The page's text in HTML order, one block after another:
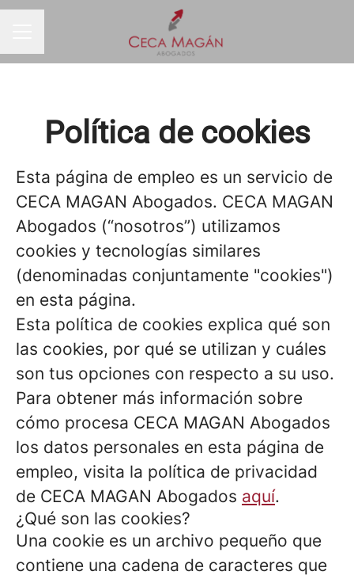
Política de cookies
Esta página de empleo es un servicio de
CECA MAGAN Abogados. CECA MAGAN
Abogados (“nosotros”) utilizamos
cookies y tecnologías similares
(denominadas conjuntamente "cookies")
en esta página.
Esta política de cookies explica qué son
las cookies, por qué se utilizan y cuáles
son tus opciones con respecto a su uso.
Para obtener más información sobre
cómo procesa CECA MAGAN Abogados
los datos personales en esta página de
empleo, visita la política de privacidad
de CECA MAGAN Abogados aquí.
¿Qué son las cookies?
Una cookie es un archivo pequeño que
contiene una cadena de caracteres que